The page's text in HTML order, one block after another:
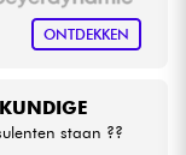
ONTDEKKEN
staan ??